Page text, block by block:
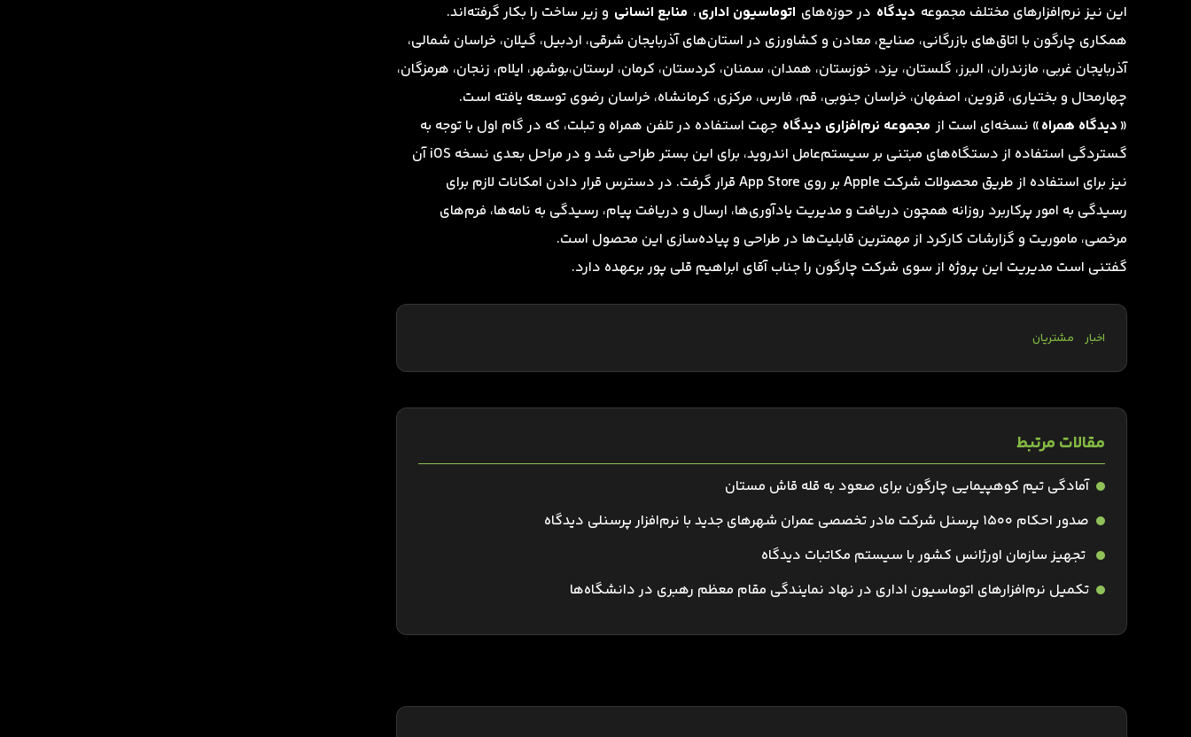
این نیز نرم‌افزارهای مختلف مجموعه دیدگاه در حوزه‌های اتوماسیون اداری، منابع انسانی و زیر ساخت را بکار گرفته‌اند.
همکاری چارگون با اتاق‌های بازرگانی، صنایع، معادن و کشاورزی در استان‌های آذربایجان شرقی، اردبیل، گیلان، خراسان شمالی،
آذربایجان غربی، مازندران، البرز، گلستان، یزد، خوزستان، همدان، سمنان، کردستان، کرمان، لرستان،‌بوشهر، ایلام، زنجان، هرمزگان،
چهارمحال و بختیاری، قزوین، اصفهان، خراسان جنوبی، قم، فارس، مرکزی، کرمانشاه، خراسان رضوی توسعه یافته است.
«دیدگاه همراه» نسخه‌ای است از مجموعه نرم‌افزاری دیدگاه جهت استفاده در تلفن همراه و تبلت، که در گام اول با توجه به
گستردگی استفاده از دستگاه‌های مبتنی بر سیستم‌عامل اندروید، برای این بستر طراحی شد و در مراحل بعدی نسخه iOS آن
نیز برای استفاده از طریق محصولات شرکت Apple بر روی App Store قرار گرفت. در دسترس قرار دادن امکانات لازم برای
رسیدگی به امور پرکاربرد روزانه همچون دریافت و مدیریت یادآوری‌ها، ارسال و دریافت پیام، رسیدگی به نامه‌ها، فرم‌های
مرخصی، ماموریت و گزارشات کارکرد از مهمترین قابلیت‌ها در طراحی و پیاده‌سازی این محصول است.
گفتنی است مدیریت این پروژه از سوی شرکت چارگون را جناب آقای ابراهیم قلی پور برعهده دارد.
اخبار مشتریان
مقالات مرتبط
آمادگی تیم کوهپیمایی چارگون برای صعود به قله قاش مستان
صدور احکام 1500 پرسنل شرکت مادر تخصصی عمران شهرهای جدید با نرم‌افزار پرسنلی دیدگاه
تجهیز سازمان اورژانس کشور با سیستم مکاتبات دیدگاه
تکمیل نرم‌افزارهای اتوماسیون اداری در نهاد نمایندگی مقام معظم رهبری در دانشگاه‌ها